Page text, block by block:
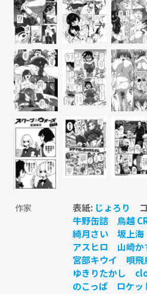
作家 表紙: じょろり
牛野缶詰
鳥越
綺月さい
坂上海
アスヒロ
山崎か
宮部キウイ
唄飛
ゆきりたかし
のこっぱ
ロケッ